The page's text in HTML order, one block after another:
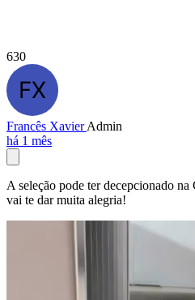
630
Francês XavierAdmin
há 1 mês
A seleção pode ter decepcionado
vai te dar muita alegria!